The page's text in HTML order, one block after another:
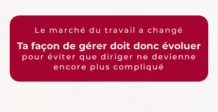
Le marché du travail a changé
Ta façon de gérer doit donc évoluer
pour éviter que diriger ne devienne
encore plus compliqué